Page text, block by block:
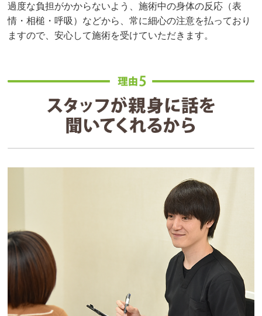
過度な負担がかからないよう、施術中の身体の反応（表
情・相槌・呼吸）などから、常に細心の注意を払っており
ますので、安心して施術を受けていただきます。